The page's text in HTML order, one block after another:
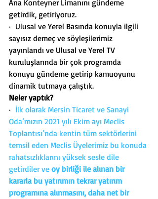
Ana Konteyner Limanını gündeme
getirdik, getiriyoruz.
·  Ulusal ve Yerel Basında konuyla ilgili
sayısız demeç ve söyleşilerimiz
yayınlandı ve Ulusal ve Yerel TV
kuruluşlarında bir çok programda
konuyu gündeme getirip kamuoyunu
dinamik tutmaya çalıştık.
Neler yaptık?
· İlk olarak Mersin Ticaret ve Sanayi
Oda’mızın 2021 yılı Ekim ayı Meclis
Toplantısı’nda kentin tüm sektörlerini
temsil eden Meclis Üyelerimiz bu konuda
rahatsızlıklarını yüksek sesle dile
getirdiler ve oy birliği ile alınan bir
kararla bu yatırımın tekrar yatırım
programına alınmasını, daha net bir